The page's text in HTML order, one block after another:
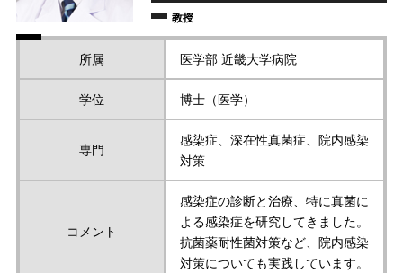
教授
所属 医学部 近畿大学病院
学位 博士（医学）
専門
感染症、深在性真菌症、院内感染
対策
コメント
感染症の診断と治療、特に真菌に
よる感染症を研究してきました。
抗菌薬耐性菌対策など、院内感染
対策についても実践しています。